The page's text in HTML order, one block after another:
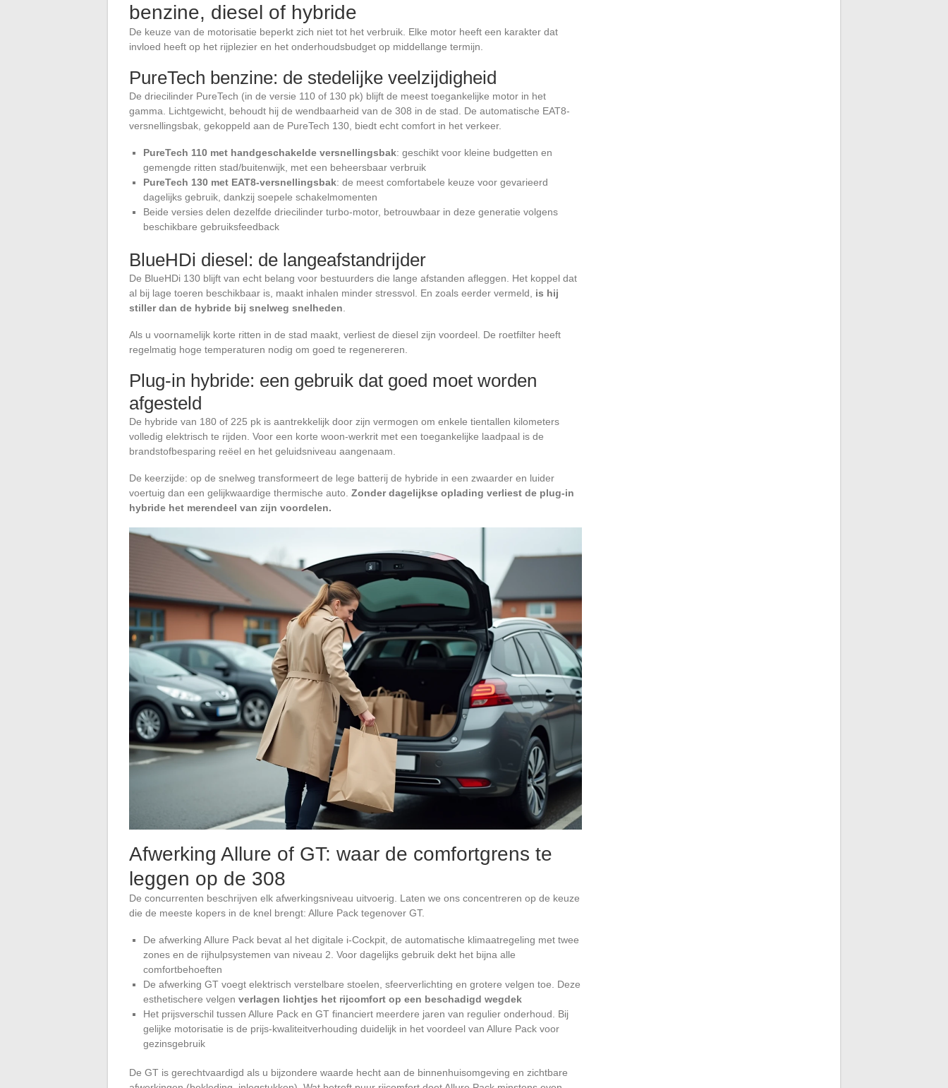
benzine, diesel of hybride
De keuze van de motorisatie beperkt zich niet tot het verbruik. Elke motor heeft een karakter dat
invloed heeft op het rijplezier en het onderhoudsbudget op middellange termijn.
PureTech benzine: de stedelijke veelzijdigheid
De driecilinder PureTech (in de versie 110 of 130 pk) blijft de meest toegankelijke motor in het
gamma. Lichtgewicht, behoudt hij de wendbaarheid van de 308 in de stad. De automatische EAT8-
versnellingsbak, gekoppeld aan de PureTech 130, biedt echt comfort in het verkeer.
PureTech 110 met handgeschakelde versnellingsbak: geschikt voor kleine budgetten en
gemengde ritten stad/buitenwijk, met een beheersbaar verbruik
PureTech 130 met EAT8-versnellingsbak: de meest comfortabele keuze voor gevarieerd
dagelijks gebruik, dankzij soepele schakelmomenten
Beide versies delen dezelfde driecilinder turbo-motor, betrouwbaar in deze generatie volgens
beschikbare gebruiksfeedback
BlueHDi diesel: de langeafstandrijder
De BlueHDi 130 blijft van echt belang voor bestuurders die lange afstanden afleggen. Het koppel dat
al bij lage toeren beschikbaar is, maakt inhalen minder stressvol. En zoals eerder vermeld, is hij
stiller dan de hybride bij snelweg snelheden
Als u voornamelijk korte ritten in de stad maakt, verliest de diesel zijn voordeel. De roetfilter heeft
regelmatig hoge temperaturen nodig om goed te regenereren.
Plug-in hybride: een gebruik dat goed moet worden
afgesteld
De hybride van 180 of 225 pk is aantrekkelijk door zijn vermogen om enkele tientallen kilometers
volledig elektrisch te rijden. Voor een korte woon-werkrit met een toegankelijke laadpaal is de
brandstofbesparing reëel en het geluidsniveau aangenaam.
De keerzijde: op de snelweg transformeert de lege batterij de hybride in een zwaarder en luider
voertuig dan een gelijkwaardige thermische auto. Zonder dagelijkse oplading verliest de plug-in
hybride het merendeel van zijn voordelen.
Afwerking Allure of GT: waar de comfortgrens te
leggen op de 308
De concurrenten beschrijven elk afwerkingsniveau uitvoerig. Laten we ons concentreren op de keuze
die de meeste kopers in de knel brengt: Allure Pack tegenover GT.
De afwerking Allure Pack bevat al het digitale i-Cockpit, de automatische klimaatregeling met twee
zones en de rijhulpsystemen van niveau 2. Voor dagelijks gebruik dekt het bijna alle
comfortbehoeften
De afwerking GT voegt elektrisch verstelbare stoelen, sfeerverlichting en grotere velgen toe. Deze
esthetischere velgen verlagen lichtjes het rijcomfort op een beschadigd wegdek
Het prijsverschil tussen Allure Pack en GT financiert meerdere jaren van regulier onderhoud. Bij
gelijke motorisatie is de prijs-kwaliteitverhouding duidelijk in het voordeel van Allure Pack voor
gezinsgebruik
De GT is gerechtvaardigd als u bijzondere waarde hecht aan de binnenhuisomgeving en zichtbare